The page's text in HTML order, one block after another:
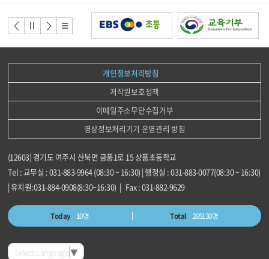
배
너
모
음
배너
이전
배너
정지
배너
다음
배너
리스
트
개인정보처리방침
저작원보호정책
이메일주소무단수집거부
영상정보처리기기 운영관리 방침
(12603) 경기도 여주시 산북면 금품1로 15 상품초등학교
Tel : 교무실 : 031-883-9964 (08:30 ~ 16:30) | 행정실 : 031-883-0077(08:30 ~ 16:30)
| 유치원:031-884-0908(8:30~16:30) | Fax : 031-882-9629
Today 10명 Total 265130명
Select Language ▼